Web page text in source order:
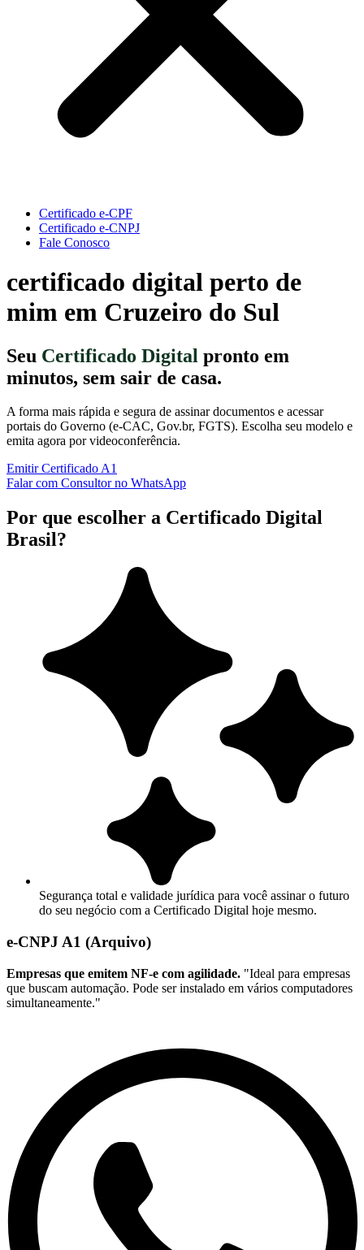
Certificado e-CPF
Certificado e-CNPJ
Fale Conosco
certificado digital perto de
mim em Cruzeiro do Sul
Seu Certificado Digital pronto em
minutos, sem sair de casa.
A forma mais rápida e segura de assinar documentos e acessar
portais do Governo (e-CAC, Gov.br, FGTS). Escolha seu modelo e
emita agora por videoconferência.
Emitir Certificado A1
Falar com Consultor no WhatsApp
Por que escolher a Certificado Digital
Brasil?
Segurança total e validade jurídica para você assinar o futuro
do seu negócio com a Certificado Digital hoje mesmo.
e-CNPJ A1 (Arquivo)
Empresas que emitem NF-e com agilidade. "Ideal para empresas
que buscam automação. Pode ser instalado em vários computadores
simultaneamente."